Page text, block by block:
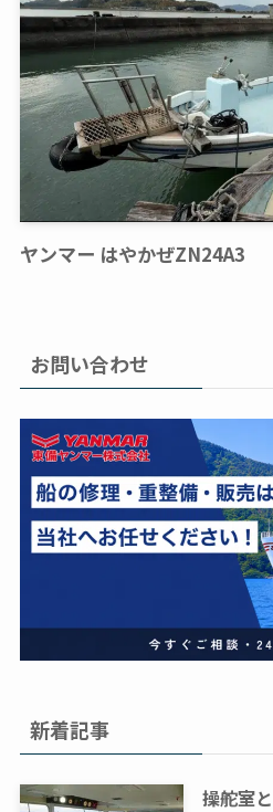
ヤンマー はやかぜZN24A3
お問い合わせ
新着記事
操舵室